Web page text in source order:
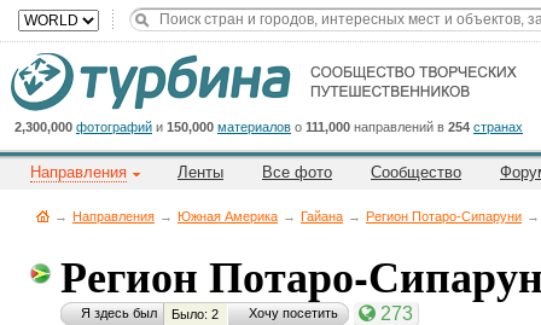
2,300,000 фотографий и 150,000 материалов о 111,000 направлений в 254 странах
Направления Ленты Все фото Сообщество
→ Направления → Южная Америка → Гайана → Регион Потаро-Сипаруни →
Регион Потаро-
Я здесь был Было: 2 Хочу посетить 273
Cейчас
на
сайте:
Title
Button